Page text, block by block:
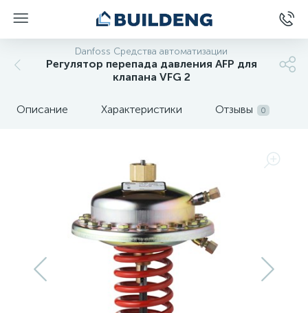
Danfoss Средства автоматизации
Регулятор перепада давления AFP для
клапана VFG 2
Описание Характеристики Отзывы 0